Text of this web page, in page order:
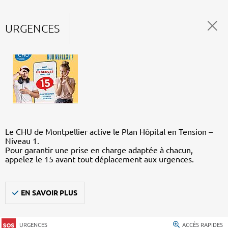
URGENCES
Le CHU de Montpellier active le Plan Hôpital en Tension –
Niveau 1.
Pour garantir une prise en charge adaptée à chacun,
appelez le 15 avant tout déplacement aux urgences.
EN SAVOIR PLUS
URGENCES ACCÈS RAPIDES